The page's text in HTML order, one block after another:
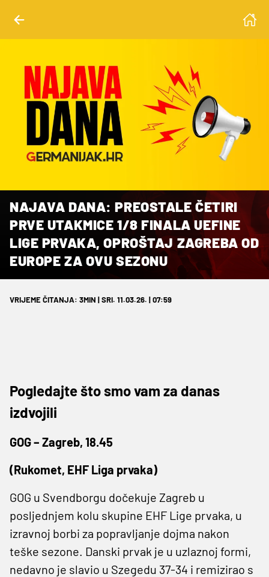
NAJAVA DANA: PREOSTALE ČETIRI
PRVE UTAKMICE 1/8 FINALA UEFINE
LIGE PRVAKA, OPROŠTAJ ZAGREBA OD
EUROPE ZA OVU SEZONU
VRIJEME ČITANJA: 3MIN | SRI. 11.03.26. | 07:59
Pogledajte što smo vam za danas
izdvojili
GOG – Zagreb, 18.45
(Rukomet, EHF Liga prvaka)
GOG u Svendborgu dočekuje Zagreb u
posljednjem kolu skupine EHF Lige prvaka, u
izravnoj borbi za popravljanje dojma nakon
teške sezone. Danski prvak je u uzlaznoj formi,
nedavno je slavio u Szegedu 37-34 i remizirao s